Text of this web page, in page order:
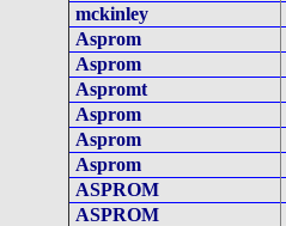
mckinley
Asprom
Asprom
Aspromt
Asprom
Asprom
Asprom
ASPROM
ASPROM